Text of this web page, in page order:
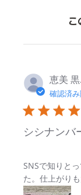
こ
恵美 黒.
確認済
シシナンバ
SNSで知りと
た。仕上がりも
read more